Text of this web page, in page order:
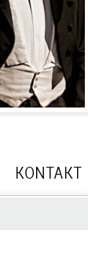
KONTAKT